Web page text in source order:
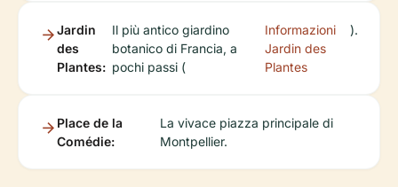
Jardin
des
Plantes:
Il più antico giardino
botanico di Francia, a
pochi passi (
Informazioni
Jardin des
Plantes
).
Place de la
Comédie:
La vivace piazza principale di
Montpellier.